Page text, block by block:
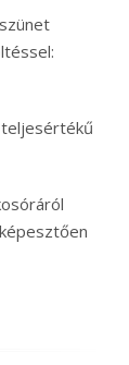
teljesértékű